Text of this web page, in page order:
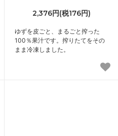
2,376円(税176円)
ゆずを皮ごと、まるごと搾った
100％果汁です。搾りたてをその
まま冷凍しました。